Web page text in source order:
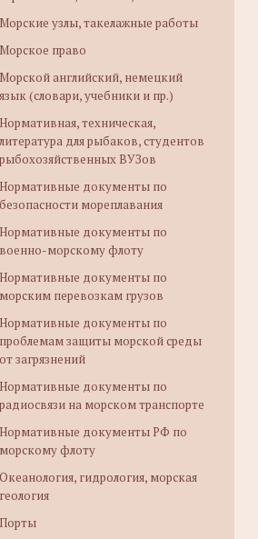
Морские узлы, такелажные работы
Морское право
Морской английский, немецкий
язык (словари, учебники и пр.)
Нормативная, техническая,
литература для рыбаков, студентов
рыбохозяйственных ВУЗов
Нормативные документы по
безопасности мореплавания
Нормативные документы по
военно-морскому флоту
Нормативные документы по
морским перевозкам грузов
Нормативные документы по
проблемам защиты морской среды
от загрязнений
Нормативные документы по
радиосвязи на морском транспорте
Нормативные документы РФ по
морскому флоту
Океанология, гидрология, морская
геология
Порты